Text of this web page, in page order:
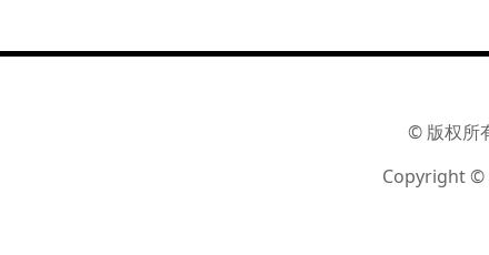
© 版权所
Copyright ©